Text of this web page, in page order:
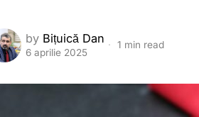
by Bițuică Dan
6 aprilie 2025
1 min read